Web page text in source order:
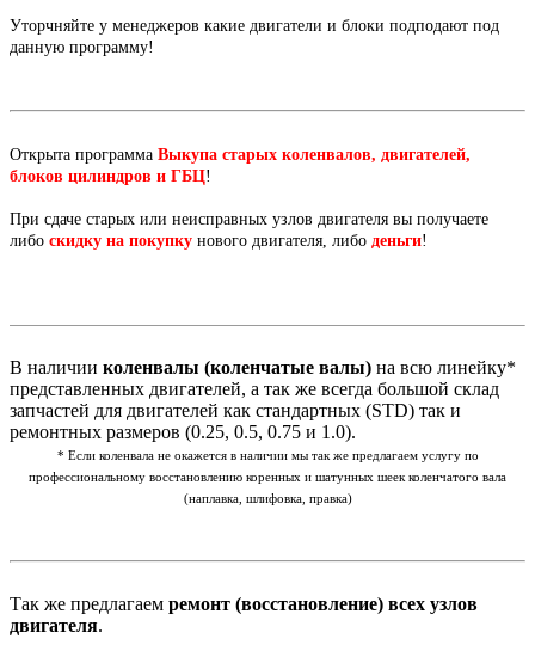
Уторчняйте у менеджеров какие двигатели и блоки подподают под
данную программу!
Открыта программа Выкупа старых коленвалов, двигателей,
блоков цилиндров и ГБЦ!
При сдаче старых или неисправных узлов двигателя вы получаете
либо скидку на покупку нового двигателя, либо деньги!
В наличии коленвалы (коленчатые валы) на всю линейку*
представленных двигателей, а так же всегда большой склад
запчастей для двигателей как стандартных (STD) так и
ремонтных размеров (0.25, 0.5, 0.75 и 1.0).
* Если коленвала не окажется в наличии мы так же предлагаем услугу по
профессиональному восстановлению коренных и шатунных шеек коленчатого вала
(наплавка, шлифовка, правка)
Так же предлагаем ремонт (восстановление) всех узлов
двигателя.